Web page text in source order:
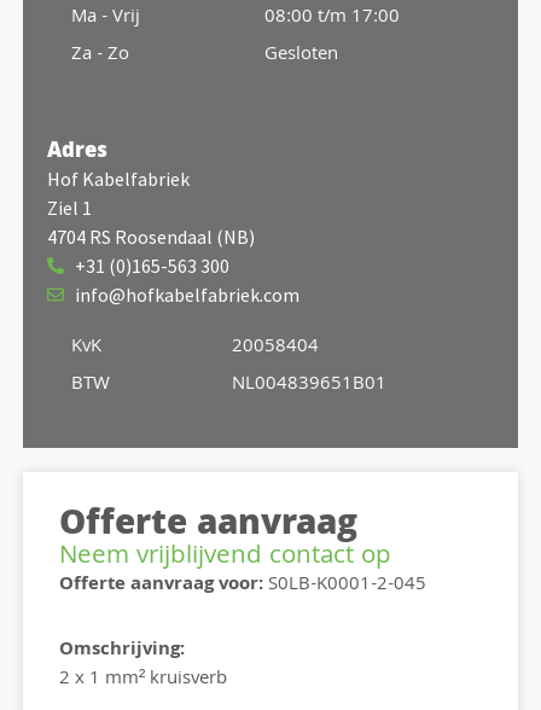
Ma - Vrij
Za - Zo
08:00 t/m 17:00
Gesloten
Adres
Hof Kabelfabriek
Ziel 1
4704 RS Roosendaal (NB)
+31 (0)165-563 300
info@hofkabelfabriek.com
KvK
BTW
20058404
NL004839651B01
Offerte aanvraag
Neem vrijblijvend contact op
Offerte aanvraag voor:S0LB-K0001-2-045
Omschrijving:
2 x 1 mm² kruisverb